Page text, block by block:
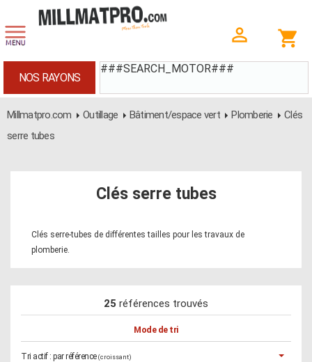
###SEARCH_MOTOR###
NOS RAYONS
Millmatpro.com Outillage Bâtiment/espace vert Plomberie
Clés
serre tubes
Clés serre tubes
Clés serre-tubes de différentes tailles pour les travaux de
plomberie.
25 références trouvés
Mode de tri
Tri actif : par référence (croissant)